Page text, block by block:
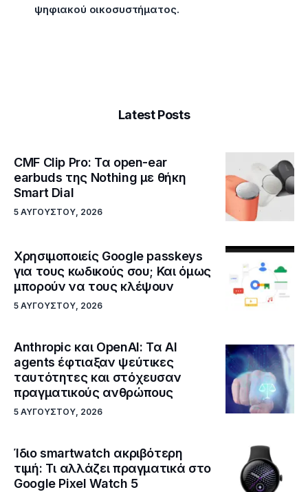
ψηφιακού οικοσυστήματος.
Latest Posts
CMF Clip Pro: Τα open-ear
earbuds της Nothing με θήκη
Smart Dial
5 ΑΥΓΟΎΣΤΟΥ, 2026
Χρησιμοποιείς Google passkeys
για τους κωδικούς σου; Και όμως
μπορούν να τους κλέψουν
5 ΑΥΓΟΎΣΤΟΥ, 2026
Anthropic και OpenAI: Τα AI
agents έφτιαξαν ψεύτικες
ταυτότητες και στόχευσαν
πραγματικούς ανθρώπους
5 ΑΥΓΟΎΣΤΟΥ, 2026
Ίδιο smartwatch ακριβότερη
τιμή: Τι αλλάζει πραγματικά στο
Google Pixel Watch 5